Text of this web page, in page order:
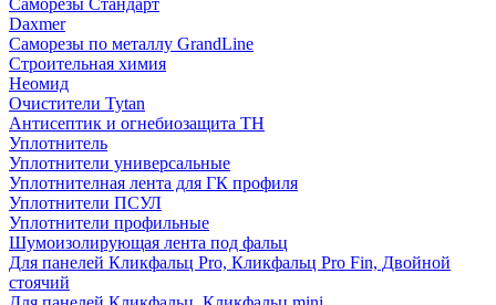
Саморезы Стандарт
Daxmer
Саморезы по металлу GrandLine
Строительная химия
Неомид
Очистители Tytan
Антисептик и огнебиозащита ТН
Уплотнитель
Уплотнители универсальные
Уплотнителная лента для ГК профиля
Уплотнители ПСУЛ
Уплотнители профильные
Шумоизолирующая лента под фальц
Для панелей Кликфальц Pro, Кликфальц Pro Fin, Двойной
стоячий